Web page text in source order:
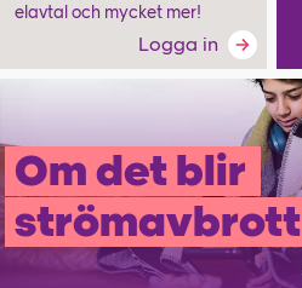
elavtal och mycket mer!
Logga in
Om det blir
strömavbrott